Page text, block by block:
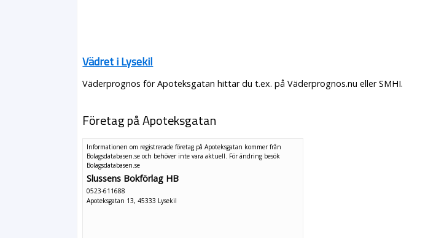
Vädret i Lysekil
Väderprognos för Apoteksgatan hittar du t.ex. på Väderprognos.nu eller SMHI.
Företag på Apoteksgatan
Informationen om registrerade företag på Apoteksgatan kommer från
Bolagsdatabasen.se och behöver inte vara aktuell. För ändring besök
Bolagsdatabasen.se
Slussens Bokförlag HB
0523-611688
Apoteksgatan 13, 45333 Lysekil